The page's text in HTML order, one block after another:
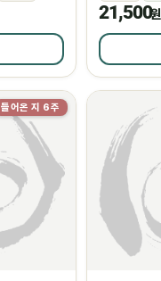
21,500원
들어온 지 6주